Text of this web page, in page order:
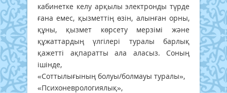
кабинетке келу арқылы электронды түрде
ғана емес, қызметтің өзін, алынған орны,
құны, қызмет көрсету мерзімі және
құжаттардың үлгілері туралы барлық
қажетті ақпаратты ала аласыз. Соның
ішінде,
«Соттылығының болуы/болмауы туралы»,
«Психоневрологиялық»,